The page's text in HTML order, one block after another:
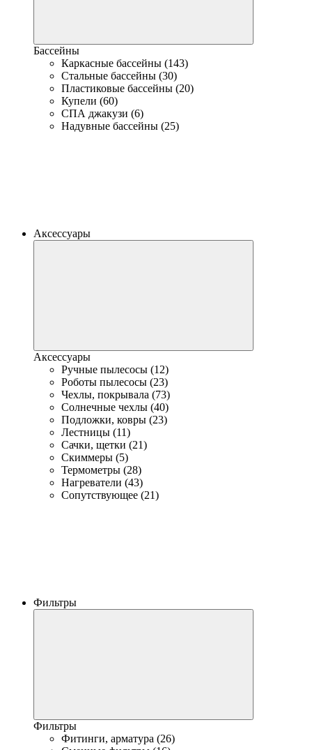
Бассейны
Каркасные бассейны (143)
Стальные бассейны (30)
Пластиковые бассейны (20)
Купели (60)
СПА джакузи (6)
Надувные бассейны (25)
Аксессуары
Аксессуары
Ручные пылесосы (12)
Роботы пылесосы (23)
Чехлы, покрывала (73)
Солнечные чехлы (40)
Подложки, ковры (23)
Лестницы (11)
Сачки, щетки (21)
Скиммеры (5)
Термометры (28)
Нагреватели (43)
Сопутствующее (21)
Фильтры
Фильтры
Фитинги, арматура (26)